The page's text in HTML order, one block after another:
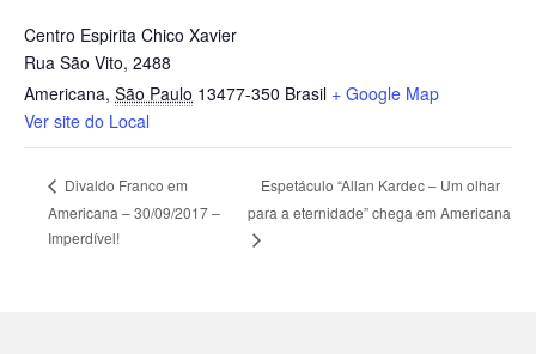
Centro Espirita Chico Xavier
Rua São Vito, 2488
Americana, São Paulo 13477-350 Brasil + Google Map
Ver site do Local
Divaldo Franco em
Americana – 30/09/2017 –
Imperdível!
Espetáculo “Allan Kardec – Um olhar
para a eternidade” chega em Americana